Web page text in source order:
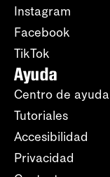
Instagram
Facebook
TikTok
Ayuda
Centro de ayuda
Tutoriales
Accesibilidad
Privacidad